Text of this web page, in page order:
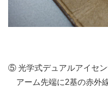
⑤ 光学式デュアルアイセ
アーム先端に2基の赤外